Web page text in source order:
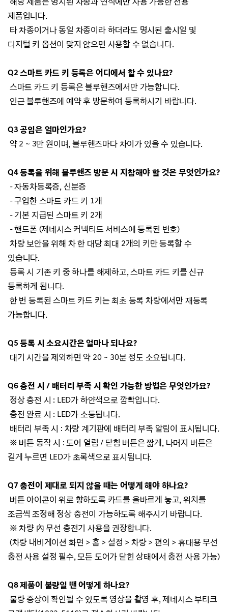
제품입니다.
타 차종이거나 동일 차종이라 하더라도 명시된 출시일 및
디지털 키 옵션이 맞지 않으면 사용할 수 없습니다.
Q2 스마트 카드 키 등록은 어디에서 할 수 있나요?
스마트 카드 키 등록은 블루핸즈에서만 가능합니다.
인근 블루핸즈에 예약 후 방문하여 등록하시기 바랍니다.
Q3 공임은 얼마인가요?
약 2 ~ 3만 원이며, 블루핸즈마다 차이가 있을 수 있습니다.
Q4 등록을 위해 블루핸즈 방문 시 지참해야 할 것은 무엇인가요?
- 자동차등록증, 신분증
- 구입한 스마트 카드 키 1개
- 기본 지급된 스마트 키 2개
-핸드폰 (제네시스 커넥티드 서비스에 등록된 번호)
차량 보안을 위해 차 한 대당 최대 2개의 키만 등록할 수
있습니다.
등록 시 기존 키 중 하나를 해제하고, 스마트 카드 키를 신규
등록하게 됩니다.
한 번 등록된 스마트 카드 키는 최초 등록 차량에서만 재등록
가능합니다.
Q5 등록 시 소요시간은 얼마나 되나요?
대기 시간을 제외하면 약 20 ~ 30분 정도 소요됩니다.
Q6 충전 시 / 배터리 부족 시 확인 가능한 방법은 무엇인가요?
정상 충전 시 : LED가 하얀색으로 깜빡입니다.
충전 완료 시 : LED가 소등됩니다.
배터리 부족 시 : 차량 계기판에 배터리 부족 알림이 표시됩니다.
※ 버튼 동작 시 : 도어 열림 / 닫힘 버튼은 짧게, 나머지 버튼은
길게 누르면 LED가 초록색으로 표시됩니다.
Q7 충전이 제대로 되지 않을 때는 어떻게 해야 하나요?
버튼 아이콘이 위로 향하도록 카드를 올바르게 놓고, 위치를
조금씩 조정해 정상 충전이 가능하도록 해주시기 바랍니다.
※ 차량 內 무선 충전기 사용을 권장합니다.
(차량 내비게이션 화면 > 홈 > 설정 > 차량 > 편의 > 휴대용 무선
충전 사용 설정 필수, 모든 도어가 닫힌 상태에서 충전 사용 가능)
Q8 제품이 불량일 땐 어떻게 하나요?
불량 증상이 확인될 수 있도록 영상을 촬영 후, 제네시스 부티크